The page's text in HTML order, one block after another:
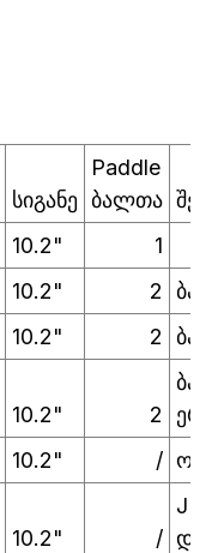
სიგანე
Paddle
ბალთა
10.2"
1
10.2" 2
10.2" 2
10.2" 2
10.2" /
10.2" /